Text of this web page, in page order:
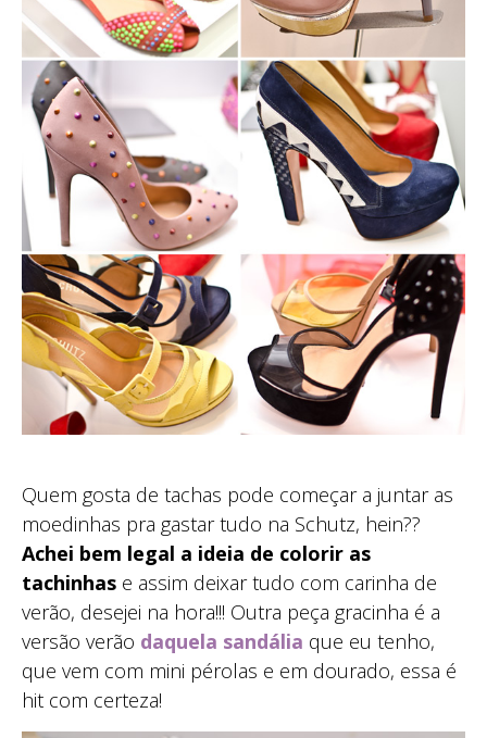
Quem gosta de tachas pode começar a juntar as
moedinhas pra gastar tudo na Schutz, hein??
Achei bem legal a ideia de colorir as
tachinhas e assim deixar tudo com carinha de
verão, desejei na hora!!! Outra peça gracinha é a
versão verão daquela sandália que eu tenho,
que vem com mini pérolas e em dourado, essa é
hit com certeza!